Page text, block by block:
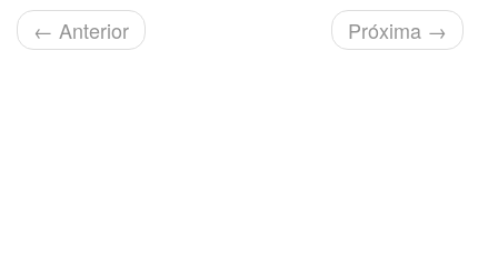
← Anterior Próxima →